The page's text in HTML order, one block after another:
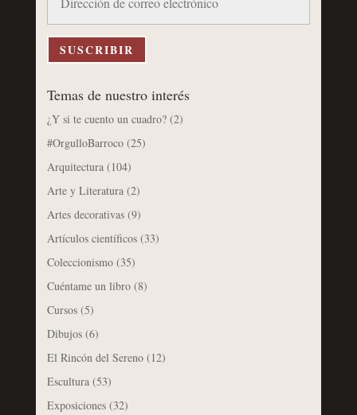
correo
electrónico
SUSCRIBIR
Temas de nuestro interés
¿Y si te cuento un cuadro?(2)
#OrgulloBarroco(25)
Arquitectura(104)
Arte y Literatura(2)
Artes decorativas(9)
Artículos científicos(33)
Coleccionismo(35)
Cuéntame un libro(8)
Cursos(5)
Dibujos(6)
El Rincón del Sereno(12)
Escultura(53)
Exposiciones(32)